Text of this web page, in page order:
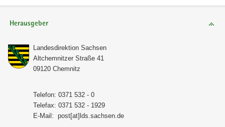
Herausgeber
Lan­des­di­rek­ti­on Sach­sen
Alt­chem­nit­zer Stra­ße 41
09120 Chem­nitz
Te­le­fon: 0371 532 - 0
Te­le­fax: 0371 532 - 1929
E-​Mail: post[at]lds.sach­sen.de